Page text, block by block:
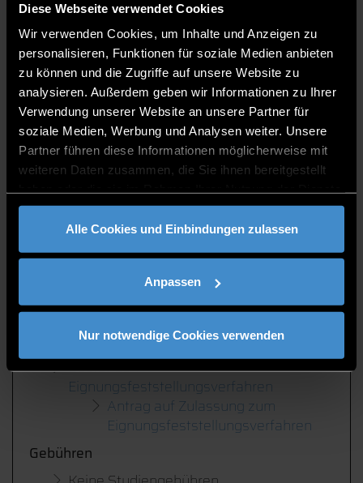
Diese Webseite verwendet Cookies
Wir verwenden Cookies, um Inhalte und Anzeigen zu
personalisieren, Funktionen für soziale Medien anbieten
zu können und die Zugriffe auf unsere Website zu
analysieren. Außerdem geben wir Informationen zu Ihrer
Verwendung unserer Website an unsere Partner für
soziale Medien, Werbung und Analysen weiter. Unsere
Partner führen diese Informationen möglicherweise mit
weiteren Daten zusammen, die Sie ihnen bereitgestellt
gesammelt haben.
Alle Cookies und Einbindungen zulassen
Anpassen
Nur notwendige Cookies verwenden
Unterrichtssprache
Englisch
Rankings / Bewertungen
CHE Hochschulranking 2023/24
Details & Bewerbung
Bewerbungszeitraum
einschlägigen Bachelor-Studiengang
(Studien- und Prüfungsordnung §3
Qualifikation für das Studium)
Sprachanforderungen
Bestandenes
Eignungsfeststellungsverfahren
Antrag auf Zulassung zum
Eignungsfeststellungsverfahren
Gebühren